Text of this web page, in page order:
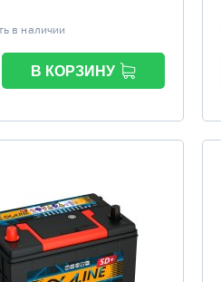
в наличии
В КОРЗИНУ